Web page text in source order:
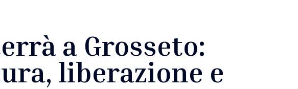
a Grosseto:
liberazione e